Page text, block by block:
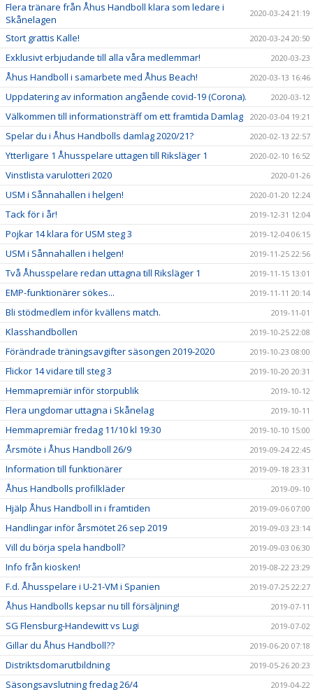
Flera tränare från Åhus Handboll klara som ledare i
Skånelagen
2020-03-24 21:19
Stort grattis Kalle! 2020-03-24 20:50
Exklusivt erbjudande till alla våra medlemmar! 2020-03-23
Åhus Handboll i samarbete med Åhus Beach! 2020-03-13 16:46
Uppdatering av information angående covid-19 (Corona). 2020-03-12
Välkommen till informationsträff om ett framtida Damlag 2020-03-04 19:21
Spelar du i Åhus Handbolls damlag 2020/21? 2020-02-13 22:57
Ytterligare 1 Åhusspelare uttagen till Riksläger 1 2020-02-10 16:52
Vinstlista varulotteri 2020 2020-01-26
USM i Sånnahallen i helgen! 2020-01-20 12:24
Tack för i år! 2019-12-31 12:04
Pojkar 14 klara för USM steg 3 2019-12-04 06:15
USM i Sånnahallen i helgen! 2019-11-25 22:56
Två Åhusspelare redan uttagna till Riksläger 1 2019-11-15 13:01
EMP-funktionärer sökes... 2019-11-11 20:14
Bli stödmedlem inför kvällens match. 2019-11-01
Klasshandbollen 2019-10-25 22:08
Förändrade träningsavgifter säsongen 2019-2020 2019-10-23 08:00
Flickor 14 vidare till steg 3 2019-10-20 20:31
Hemmapremiär inför storpublik 2019-10-12
Flera ungdomar uttagna i Skånelag 2019-10-11
Hemmapremiär fredag 11/10 kl 19:30 2019-10-10 15:00
Årsmöte i Åhus Handboll 26/9 2019-09-24 22:45
Information till funktionärer 2019-09-18 23:31
Åhus Handbolls profilkläder 2019-09-10
Hjälp Åhus Handboll in i framtiden 2019-09-06 07:00
Handlingar inför årsmötet 26 sep 2019 2019-09-03 23:14
Vill du börja spela handboll? 2019-09-03 06:30
Info från kiosken! 2019-08-22 23:29
F.d. Åhusspelare i U-21-VM i Spanien 2019-07-25 22:27
Åhus Handbolls kepsar nu till försäljning! 2019-07-11
SG Flensburg-Handewitt vs Lugi 2019-07-02
Gillar du Åhus Handboll?? 2019-06-20 07:18
Distriktsdomarutbildning 2019-05-26 20:23
Säsongsavslutning fredag 26/4 2019-04-22